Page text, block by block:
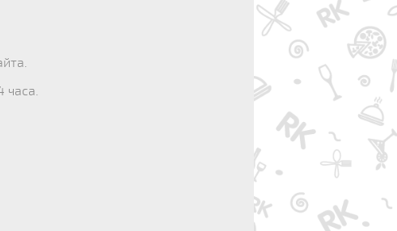
часа.